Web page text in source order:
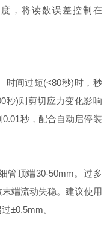
，将读数误差控制在
间过短(<80秒)时，秒
秒)则剪切应力变化影响
秒，配合自动启停装
顶端30-50mm。过多
端流动失稳。建议使用
±0.5mm。